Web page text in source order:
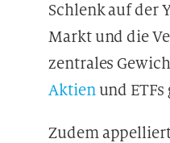
Schlenk auf der
Markt und die
zentrales
Aktienund ETFs
Zudem